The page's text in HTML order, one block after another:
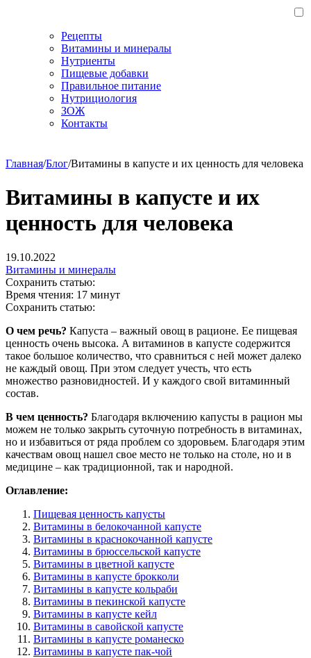
Рецепты
Витамины и минералы
Нутриенты
Пищевые добавки
Правильное питание
Нутрициология
ЗОЖ
Контакты
Главная/Блог/Витамины в капусте и их ценность для человека
Витамины в капусте и их
ценность для человека
19.10.2022
Витамины и минералы
Сохранить статью:
Время чтения: 17 минут
Сохранить статью:
О чем речь? Капуста – важный овощ в рационе. Ее пищевая
ценность очень высока. А витаминов в капусте содержится
такое большое количество, что сравниться с ней может далеко
не каждый овощ. При этом следует учесть, что есть
множество разновидностей. И у каждого свой витаминный
состав.
В чем ценность? Благодаря включению капусты в рацион мы
можем не только закрыть суточную потребность в витаминах,
но и избавиться от ряда проблем со здоровьем. Благодаря этим
качествам овощ нашел свое место не только на столе, но и в
медицине – как традиционной, так и народной.
Оглавление:
Пищевая ценность капусты
Витамины в белокочанной капусте
Витамины в краснокочанной капусте
Витамины в брюссельской капусте
Витамины в цветной капусте
Витамины в капусте брокколи
Витамины в капусте кольраби
Витамины в пекинской капусте
Витамины в капусте кейл
Витамины в савойской капусте
Витамины в капусте романеско
Витамины в капусте пак-чой